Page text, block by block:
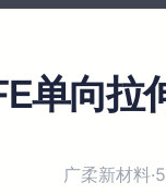
单向拉
广柔新材料·